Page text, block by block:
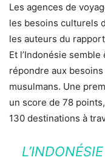
Les agences de
les besoins culturels
les auteurs du
Et l’Indonésie
répondre aux
musulmans. Une
un score de 78
130 destinations à